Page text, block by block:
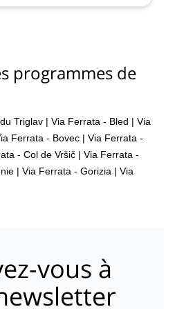
programmes de
Triglav | Via Ferrata - Bled | Via
Ferrata - Bovec | Via Ferrata -
- Col de Vršič | Via Ferrata -
| Via Ferrata - Gorizia | Via
vous à